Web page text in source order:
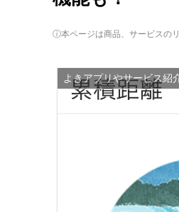
ⓘ本ページは商品、サービスの
よきアプリやサービス紹